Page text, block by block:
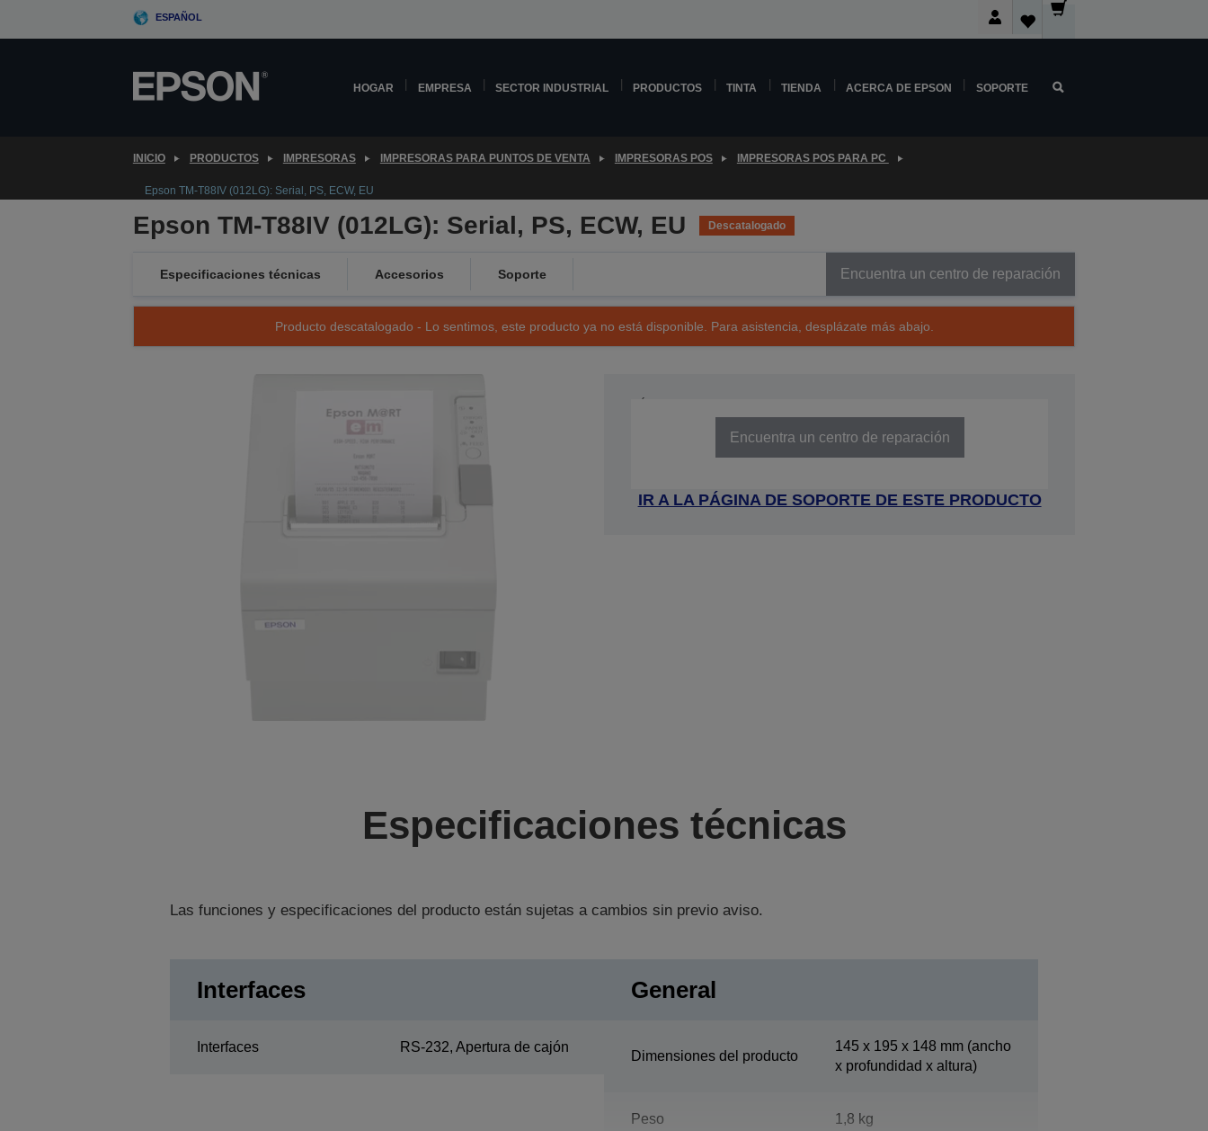
ESPAÑOL
HOGAR EMPRESA SECTOR INDUSTRIAL PRODUCTOS TINTA TIENDA ACERCA DE EPSON SOPORTE
INICIO PRODUCTOS IMPRESORAS IMPRESORAS PARA PUNTOS DE VENTA IMPRESORAS POS IMPRESORAS POS PARA PC
Epson TM-T88IV (012LG): Serial, PS, ECW, EU
Epson TM-T88IV (012LG): Serial, PS, ECW, EU Descatalogado
Especificaciones técnicas Accesorios Soporte Encuentra un centro de reparación
Producto descatalogado - Lo sentimos, este producto ya no está disponible. Para asistencia, desplázate más abajo.
Encuentra un centro de reparación
IR A LA PÁGINA DE SOPORTE DE ESTE PRODUCTO
Especificaciones técnicas
Las funciones y especificaciones del producto están sujetas a cambios sin previo aviso.
Interfaces
Interfaces RS-232, Apertura de cajón
General
Dimensiones del producto
145‎ x 195 x 148 mm (ancho
x profundidad x altura)
Peso 1,8 kg